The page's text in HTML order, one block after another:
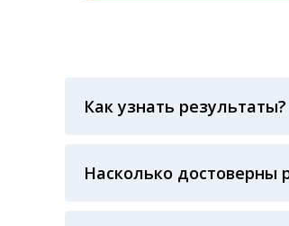
Как узнать результаты?
анализов при
Насколько достоверны
Гарантия качества